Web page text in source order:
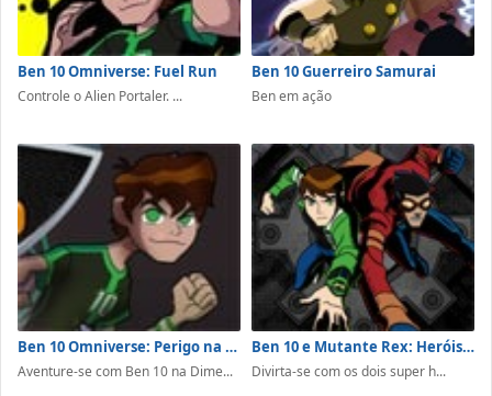
Ben 10 Omniverse: Fuel Run
Controle o Alien Portaler. ...
Ben 10 Guerreiro Samurai
Ben em ação
Ben 10 Omniverse: Perigo na Dimensão 12
Aventure-se com Ben 10 na Dime...
Ben 10 e Mutante Rex: Heróis Unidos
Divirta-se com os dois super h...